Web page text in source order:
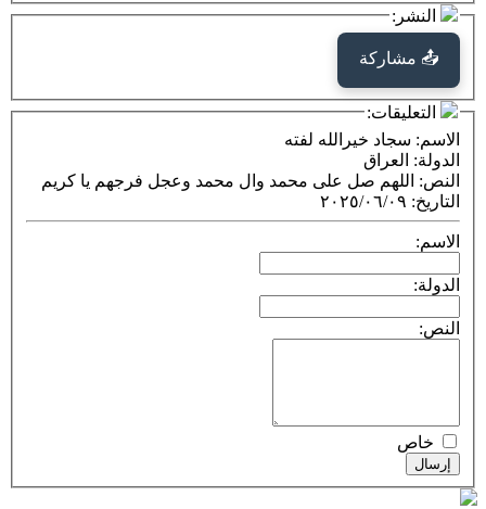
خيرالله لفته
صل على محمد وال محمد وعجل فرجهم يا كريم
٠٦/٠٩